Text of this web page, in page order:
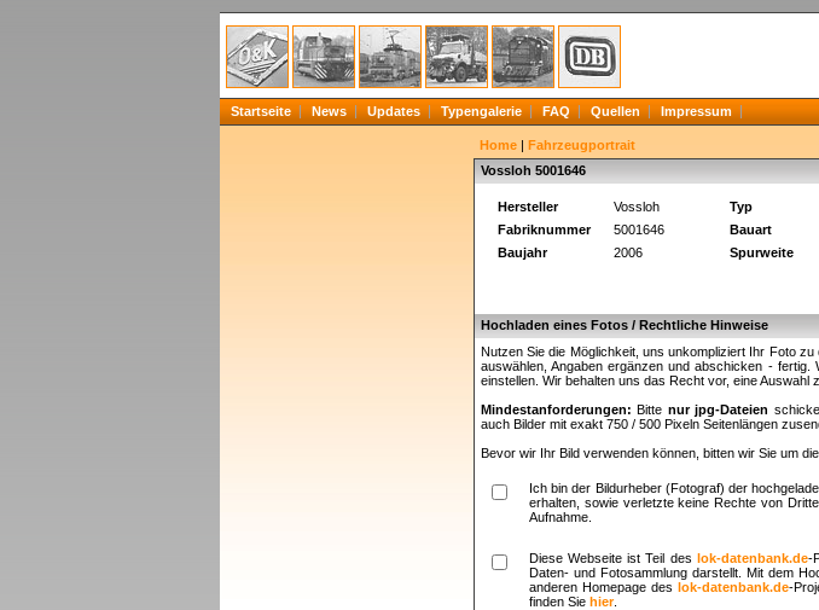
Startseite News Updates Typengalerie FAQ Quellen Impressum
Home | Fahrzeugportrait
Vossloh 5001646
Hersteller Vossloh Typ
Fabriknummer
5001646 Bauart
Baujahr
2006 Spurweite
Hochladen eines Fotos / Rechtliche Hinweise
Nutzen Sie die Möglichkeit, uns unkompliziert Ihr Foto
auswählen, Angaben ergänzen und abschicken -
einstellen. Wir behalten uns das Recht vor, eine
Mindestanforderungen: Bitte nur jpg-Dateien
auch Bilder mit exakt 750 / 500 Pixeln Seitenlängen
Bevor wir Ihr Bild verwenden können, bitten wir Sie um
Ich bin der Bildurheber (Fotograf) der
erhalten, sowie verletzte keine Rechte von
Aufnahme.
Diese Webseite ist Teil des lok-datenbank.de-
Daten- und Fotosammlung darstellt. Mit dem
anderen Homepage des lok-datenbank.de-
finden Sie hier.